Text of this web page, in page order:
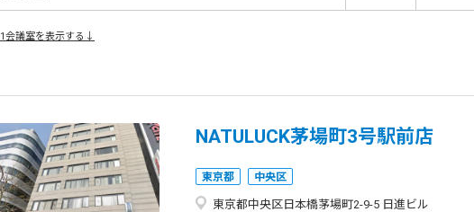
会議室を表示する↓
NATULUCK茅場町3号駅前店
東京都 中央区
東京都中央区日本橋茅場町2-9-5 日進ビル